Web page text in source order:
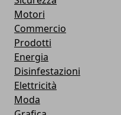
Motori
Commercio
Prodotti
Energia
Disinfestazioni
Elettricità
Moda